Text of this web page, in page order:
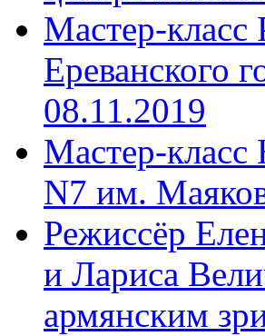
Мастер-класс
Ереванского
08.11.2019
Мастер-
N7 им.
Режиссёр
и Лариса
армянским